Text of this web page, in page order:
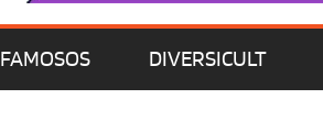
FAMOSOS DIVERSICULT